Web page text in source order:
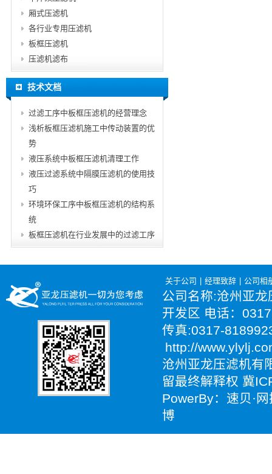
厢式压滤机
各行业专用压滤机
板框压滤机
压滤机滤布
技术文档
过滤工序中板框压滤机的经营理念
浅析板框压滤机施工中传动装置的优
势
液压系统中板框压滤机清理工作
液压过滤系统中隔膜压滤机的使用技
巧
环境环保工序中板框压滤机的结构系
统
板框压滤机在行业发展中的过滤工序
关于公司 经理致辞 公司相
公司名称:沧州亚
开发区 电话：
传真:0317-
http://
沧州亚龙压滤机有
留最终解释权 冀
PowerBy：速贝·
博